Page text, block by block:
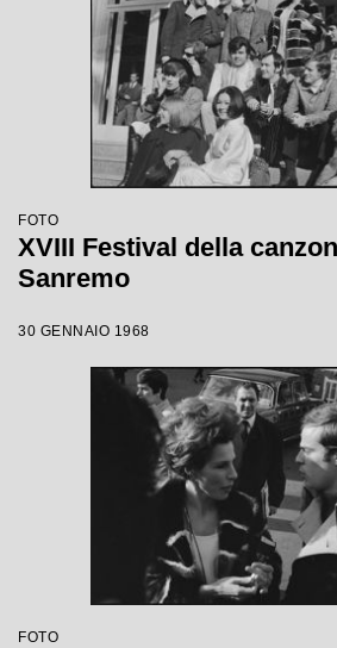
FOTO
XVIII Festival della
Sanremo
30 GENNAIO 1968
FOTO